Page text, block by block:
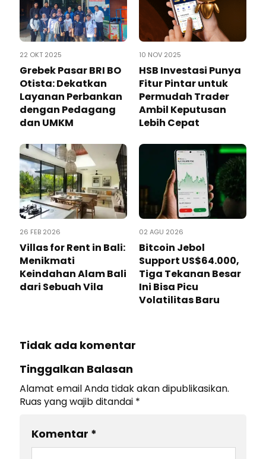
22 OKT 2025
Grebek Pasar BRI BO
Otista: Dekatkan
Layanan Perbankan
dengan Pedagang
dan UMKM
10 NOV 2025
HSB Investasi Punya
Fitur Pintar untuk
Permudah Trader
Ambil Keputusan
Lebih Cepat
26 FEB 2026
Villas for Rent in Bali:
Menikmati
Keindahan Alam Bali
dari Sebuah Vila
02 AGU 2026
Bitcoin Jebol
Support US$64.000,
Tiga Tekanan Besar
Ini Bisa Picu
Volatilitas Baru
Tidak ada komentar
Tinggalkan Balasan
Alamat email Anda tidak akan dipublikasikan.
Ruas yang wajib ditandai *
Komentar *